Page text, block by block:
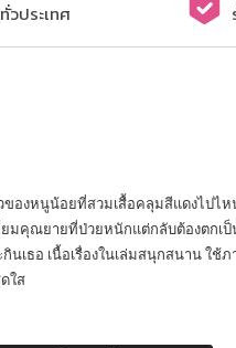
ประเทศ
ของหนูน้อยที่สวมเสื้อคลุมสีแดงไปไ
ยมคุณยายที่ป่วยหนักแต่กลับต้องตกเ
นเธอ เนื้อเรื่องในเล่มสนุกสนาน ใช้ภ
ใส